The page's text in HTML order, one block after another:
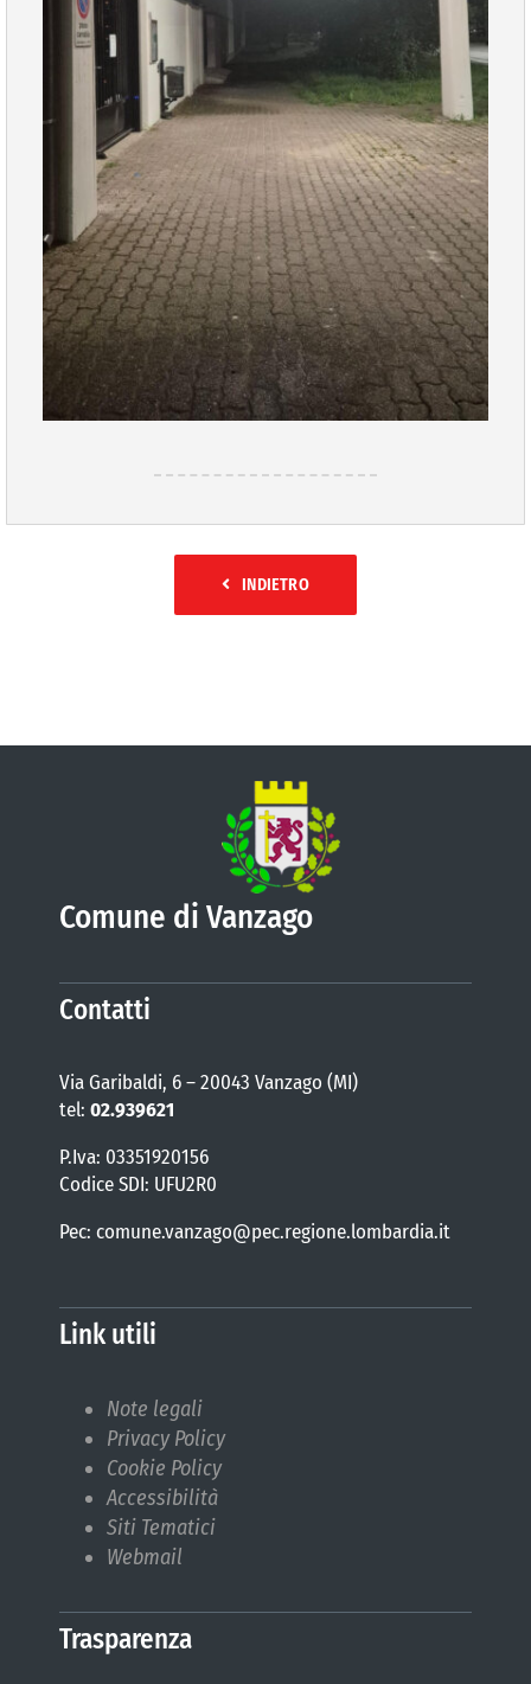
INDIETRO
Comune di Vanzago
Contatti
Via Garibaldi, 6 – 20043 Vanzago (MI)
tel: 02.939621
P.Iva: 03351920156
Codice SDI: UFU2R0
Pec: comune.vanzago@pec.regione.lombardia.it
Link utili
Note legali
Privacy Policy
Cookie Policy
Accessibilità
Siti Tematici
Webmail
Trasparenza